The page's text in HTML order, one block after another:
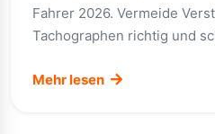
Fahrer 2026. Vermeide
Tachographen richtig und
Mehr lesen